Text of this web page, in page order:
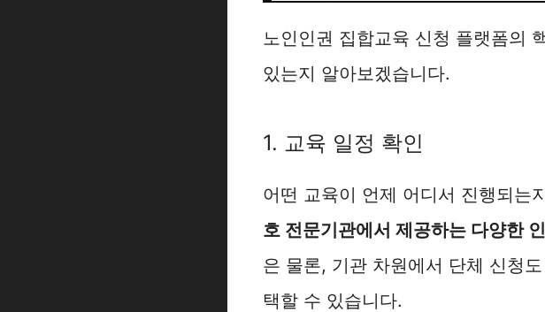
노인인권 집합교육 신청 플랫폼의
있는지 알아보겠습니다.
1. 교육 일정 확인
어떤 교육이 언제 어디서 진행되는
호 전문기관에서 제공하는 다양한
은 물론, 기관 차원에서 단체 신청
택할 수 있습니다.